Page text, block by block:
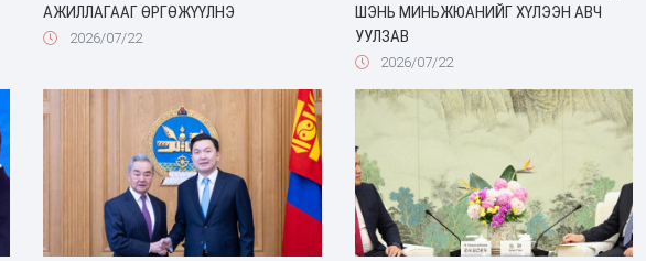
АЖИЛЛАГААГ ӨРГӨЖҮҮЛНЭ
2026/07/22
ШЭНЬ МИНЬЖЮАНИЙГ ХҮЛЭЭН АВЧ
УУЛЗАВ
2026/07/22